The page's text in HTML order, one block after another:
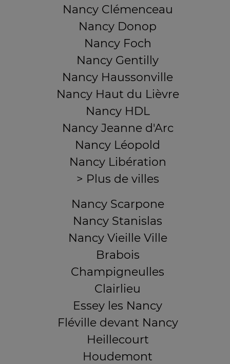
Nancy Clémenceau
Nancy Donop
Nancy Foch
Nancy Gentilly
Nancy Haussonville
Nancy Haut du Lièvre
Nancy HDL
Nancy Jeanne d'Arc
Nancy Léopold
Nancy Libération
> Plus de villes
Nancy Scarpone
Nancy Stanislas
Nancy Vieille Ville
Brabois
Champigneulles
Clairlieu
Essey les Nancy
Fléville devant Nancy
Heillecourt
Houdemont